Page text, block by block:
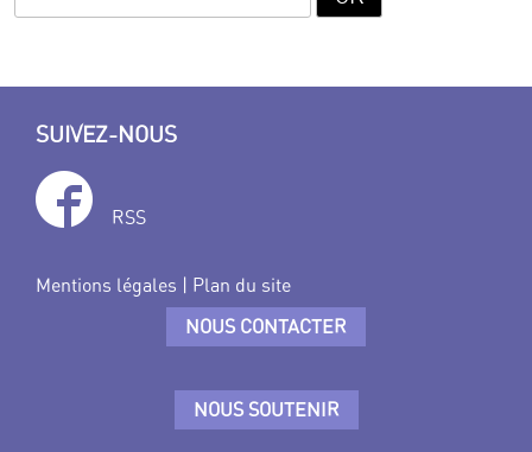
SUIVEZ-NOUS
RSS
Mentions légales | Plan du site
NOUS CONTACTER
NOUS SOUTENIR